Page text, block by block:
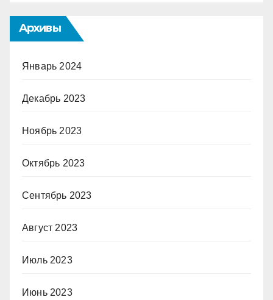
Архивы
Январь 2024
Декабрь 2023
Ноябрь 2023
Октябрь 2023
Сентябрь 2023
Август 2023
Июль 2023
Июнь 2023